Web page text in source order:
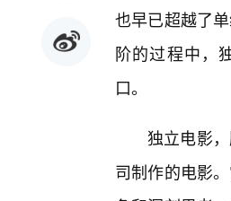
也早已超越了
阶的过程中，
口。
独立电影
司制作的电影